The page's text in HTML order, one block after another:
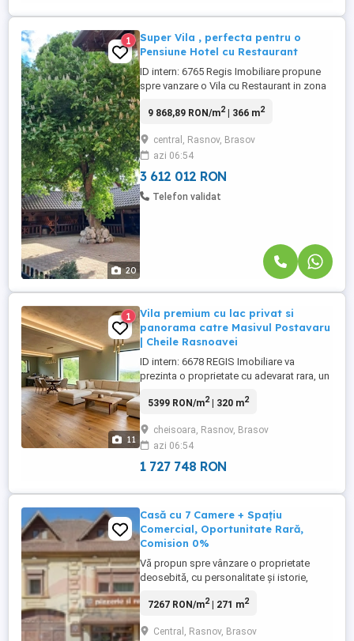
20
1
Super Vila , perfecta pentru o
Pensiune Hotel cu Restaurant
ID intern: 6765 Regis Imobiliare propune
spre vanzare o Vila cu Restaurant in zona
cu o suprafata utila de 366 mp,S+P+M si e
Restaurantul a fost renovat de curand si e
complet mobilat si utilat. E dispus astfel;
*Parter ...
9 868,89 RON/m2| 366 m2
central, Rasnov, Brasov
azi 06:54
3 612 012 RON
Telefon validat
11
1
Vila premium cu lac privat si
panorama catre Masivul Postavaru
| Cheile Rasnoavei
ID intern: 6678 REGIS Imobiliare va
prezinta o proprietate cu adevarat rara, un
dintre cele mai spectaculoase cadre
poalele Masivului Postavaru, in zona
exclusivista Cheile Rasnoavei. Nu vorbim
despre o simpla casa. Vorbim ...
5399 RON/m2| 320 m2
cheisoara, Rasnov, Brasov
azi 06:54
1 727 748 RON
Casă cu 7 Camere + Spațiu
Comercial, Oportunitate Rară,
Comision 0%
Vă propun spre vânzare o proprietate
deosebită, cu personalitate și istorie,
construită în anii 1890, situată pe o stradă
farmecul arhitecturii clasice cu potențialul
7267 RON/m2| 271 m2
Central, Rasnov, Brasov